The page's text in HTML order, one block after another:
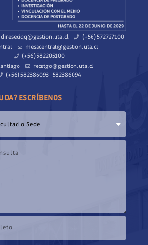
direseciqq@gestion.uta.cl
(+56) 572727100
mesacentral@gestion.uta.cl
(+56) 582205100
recstgo@gestion.uta.cl
(+56) 582386093 - 582386094
ESCRÍBENOS